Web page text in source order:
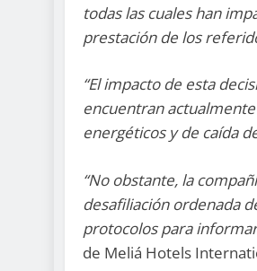
todas las cuales han
prestación de los
“El impacto de esta
encuentran
energéticos y de caída
“No obstante, la
desafiliación ordenada
protocolos para
de Meliá Hotels